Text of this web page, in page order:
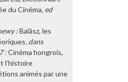
du Cinéma, ed
:Balâsz, les
, dans
:Cinéma hongrois,
l’histoire
animés par une